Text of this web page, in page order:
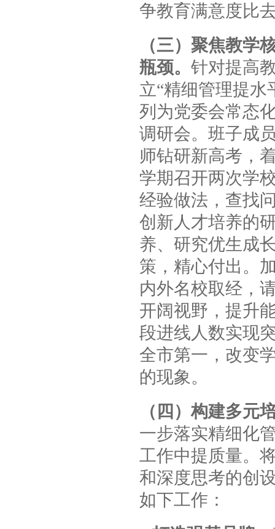
争教育满意度比
（三）聚焦教学
瓶颈。针对提高
立“精细管理提水
列为党委会常态
调研会。班子成
师钻研新高考，
学期召开两次学
经验做法，查找
创新人才培养的
养、研究优生成
策，精心付出。
内外名校取经，
开阔视野，提升
段进线人数实现
全市第一，改变
的现象。
（四）构建多元
一步落实精细化
工作中提质量。
和深度思考的创
如下工作：